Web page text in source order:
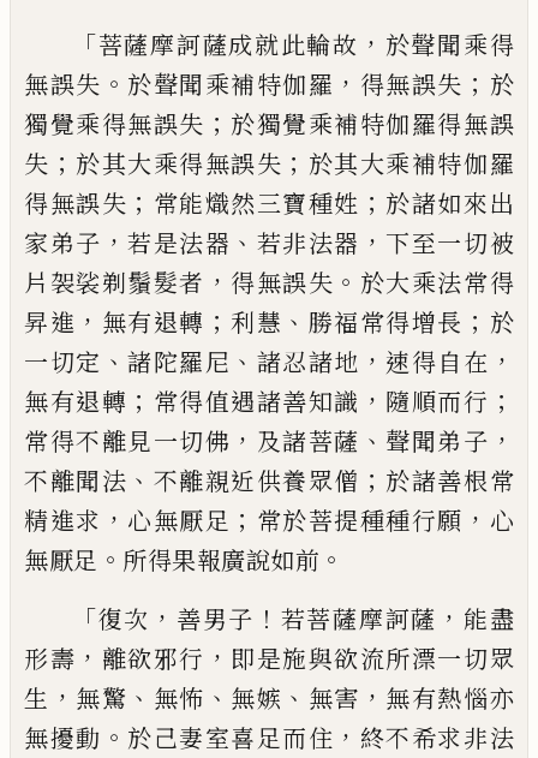
「菩薩摩訶薩成就此輪故 ， 於聲聞乘得
無誤失 。 於聲聞乘補特伽羅 ， 得無誤失 ； 於
獨覺乘得無誤失 ； 於獨覺乘補特伽羅得無誤
失 ； 於其大乘得無誤失 ； 於其大乘補特伽羅
得無誤失 ； 常能熾然三寶種姓 ； 於諸如來出
家弟子 ，若是法器 、 若非法器 ， 下至一切被
片 袈裟剃鬚髮者 ， 得無誤失 。 於大乘法常得
昇進 ， 無有退轉 ； 利慧 、 勝福常得增長 ； 於
一切定 、諸陀羅尼 、 諸忍諸地 ， 速得自在 ，
無有退轉 ； 常得值遇諸善知識 ， 隨順而行 ；
常得不離見一切佛 ， 及諸菩薩 、 聲聞弟子 ，
不離聞法 、 不離親近供養眾僧 ； 於諸善根常
精進求 ， 心無厭足 ； 常於菩提種種行願 ， 心
無厭足 。 所得果報廣說如前 。
「復次 ， 善男子 ！ 若菩薩摩訶薩 ， 能盡
形壽 ， 離欲邪行 ， 即是施與欲流所漂一切眾
生 ， 無驚 、 無怖 、 無嫉 、 無害 ， 無有熱惱亦
無擾動 。 於己妻室喜足而住 ， 終不希求非法